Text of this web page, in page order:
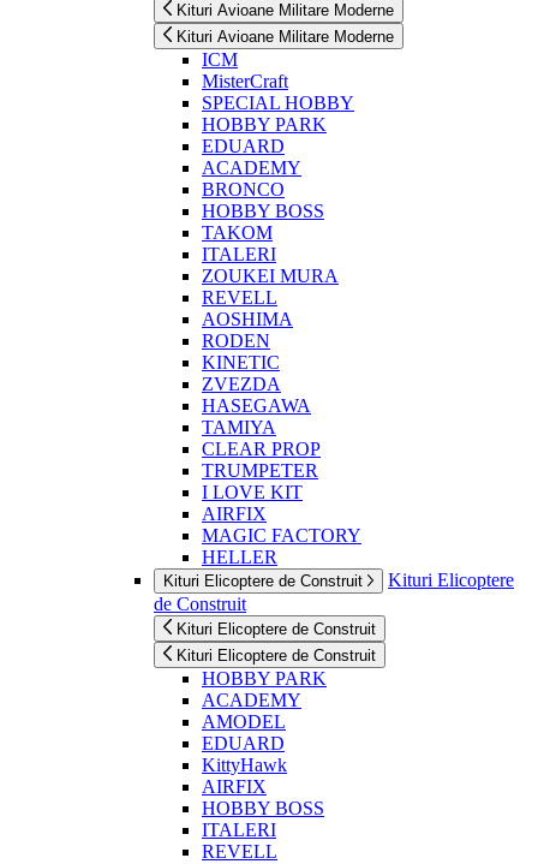
Kituri Avioane Militare Moderne
Kituri Avioane Militare Moderne
ICM
MisterCraft
SPECIAL HOBBY
HOBBY PARK
EDUARD
ACADEMY
BRONCO
HOBBY BOSS
TAKOM
ITALERI
ZOUKEI MURA
REVELL
AOSHIMA
RODEN
KINETIC
ZVEZDA
HASEGAWA
TAMIYA
CLEAR PROP
TRUMPETER
I LOVE KIT
AIRFIX
MAGIC FACTORY
HELLER
Kituri Elicoptere de Construit
Kituri Elicoptere
de Construit
Kituri Elicoptere de Construit
Kituri Elicoptere de Construit
HOBBY PARK
ACADEMY
AMODEL
EDUARD
KittyHawk
AIRFIX
HOBBY BOSS
ITALERI
REVELL